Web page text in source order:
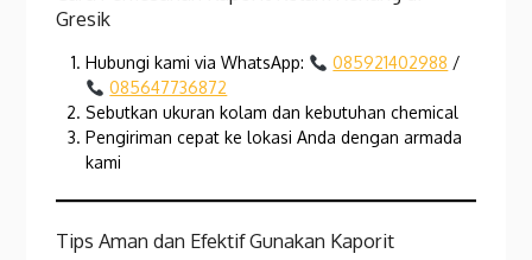
Gresik
Hubungi kami via WhatsApp: 085921402988 /
085647736872
Sebutkan ukuran kolam dan kebutuhan chemical
Pengiriman cepat ke lokasi Anda dengan armada
kami
Tips Aman dan Efektif Gunakan Kaporit